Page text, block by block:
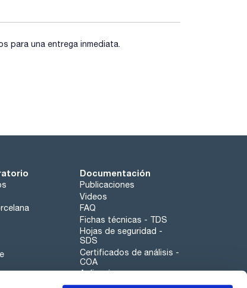
para una entrega inmediata.
Documentación
Publicaciones
Videos
FAQ
Fichas técnicas - TDS
Hojas de seguridad -
SDS
Certificados de análisis -
COA
Aplicaciones
Tabla Periódica